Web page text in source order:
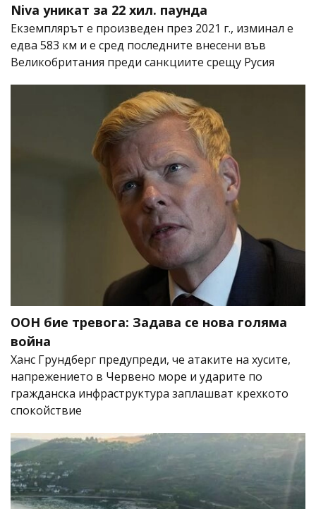
Niva уникат за 22 хил. паунда
Екземплярът е произведен през 2021 г., изминал е
едва 583 км и е сред последните внесени във
Великобритания преди санкциите срещу Русия
ООН бие тревога: Задава се нова голяма
война
Ханс Грундберг предупреди, че атаките на хусите,
напрежението в Червено море и ударите по
гражданска инфраструктура заплашват крехкото
спокойствие